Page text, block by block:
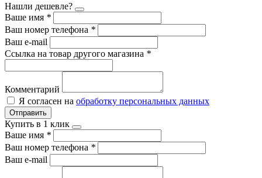
Нашли дешевле?
Ваше имя *
Ваш номер телефона *
Ваш e-mail
Ссылка на товар другого магазина *
Комментарий
Я согласен на обработку персональных данных
Отправить
Купить в 1 клик
Ваше имя *
Ваш номер телефона *
Ваш e-mail